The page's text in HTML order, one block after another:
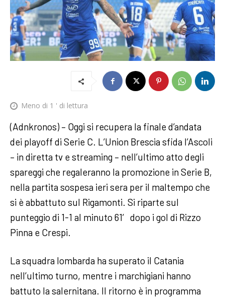
Meno di 1 ' di lettura
(Adnkronos) – Oggi si recupera la finale d’andata
dei playoff di Serie C. L’Union Brescia sfida l’Ascoli
– in diretta tv e streaming – nell’ultimo atto degli
spareggi che regaleranno la promozione in Serie B,
nella partita sospesa ieri sera per il maltempo che
si è abbattuto sul Rigamonti. Si riparte sul
punteggio di 1-1 al minuto 61′ dopo i gol di Rizzo
Pinna e Crespi.
La squadra lombarda ha superato il Catania
nell’ultimo turno, mentre i marchigiani hanno
battuto la salernitana. Il ritorno è in programma